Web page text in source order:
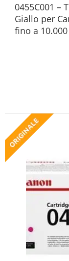
0455C001 –
Giallo per
fino a